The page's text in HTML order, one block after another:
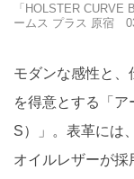
「HOLSTER CURVE
ームス プラス 原宿
モダンな感性と、
を得意とする「
S）」。表革には
オイルレザーが採